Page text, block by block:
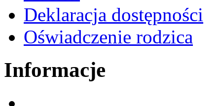
Deklaracja dostępności
Oświadczenie rodzica
Informacje